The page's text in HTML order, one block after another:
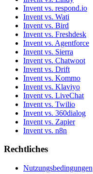
Invent vs. respond.io
Invent vs. Wati
Invent vs. Bird
Invent vs. Freshdesk
Invent vs. Agentforce
Invent vs. Sierra
Invent vs. Chatwoot
Invent vs. Drift
Invent vs. Kommo
Invent vs. Klaviyo
Invent vs. LiveChat
Invent vs. Twilio
Invent vs. 360dialog
Invent vs. Zapier
Invent vs. n8n
Rechtliches
Nutzungsbedingungen